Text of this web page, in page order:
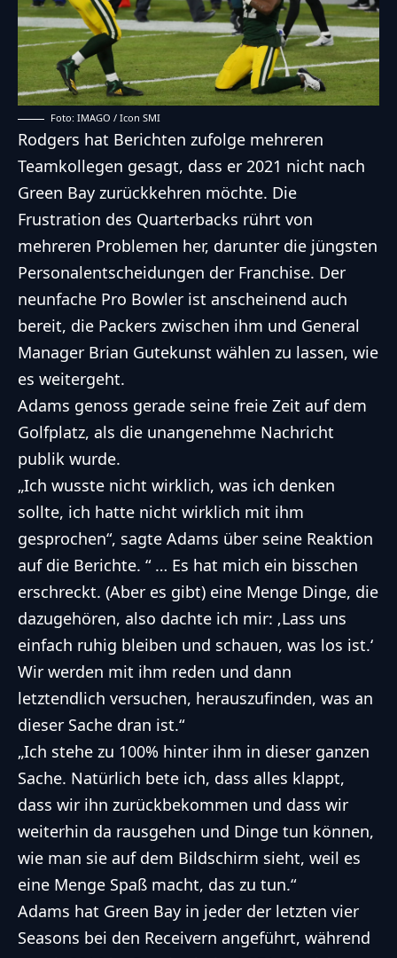
Foto: IMAGO / Icon SMI
Rodgers hat Berichten zufolge mehreren
Teamkollegen gesagt, dass er 2021 nicht nach
Green Bay zurückkehren möchte. Die
Frustration des Quarterbacks rührt von
mehreren Problemen her, darunter die jüngsten
Personalentscheidungen der Franchise. Der
neunfache Pro Bowler ist anscheinend auch
bereit, die Packers zwischen ihm und General
Manager Brian Gutekunst wählen zu lassen, wie
es weitergeht.
Adams genoss gerade seine freie Zeit auf dem
Golfplatz, als die unangenehme Nachricht
publik wurde.
„Ich wusste nicht wirklich, was ich denken
sollte, ich hatte nicht wirklich mit ihm
gesprochen“, sagte Adams über seine Reaktion
auf die Berichte. “ … Es hat mich ein bisschen
erschreckt. (Aber es gibt) eine Menge Dinge, die
dazugehören, also dachte ich mir: ‚Lass uns
einfach ruhig bleiben und schauen, was los ist.‘
Wir werden mit ihm reden und dann
letztendlich versuchen, herauszufinden, was an
dieser Sache dran ist.“
„Ich stehe zu 100% hinter ihm in dieser ganzen
Sache. Natürlich bete ich, dass alles klappt,
dass wir ihn zurückbekommen und dass wir
weiterhin da rausgehen und Dinge tun können,
wie man sie auf dem Bildschirm sieht, weil es
eine Menge Spaß macht, das zu tun.“
Adams hat Green Bay in jeder der letzten vier
Seasons bei den Receivern angeführt, während